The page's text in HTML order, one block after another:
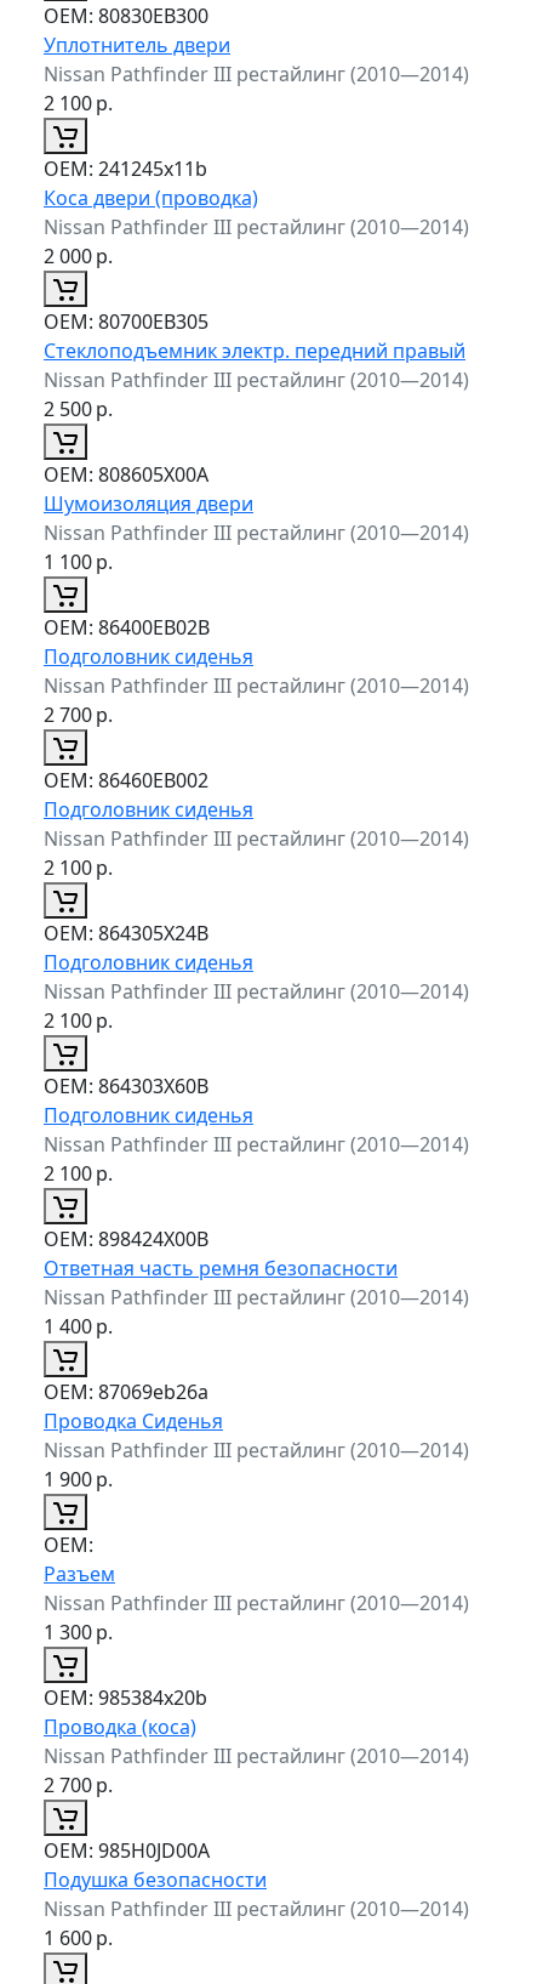
ОЕМ: 80830EB300
Уплотнитель двери
Nissan Pathfinder III рестайлинг (2010—2014)
2 100р.
ОЕМ: 241245x11b
Коса двери (проводка)
Nissan Pathfinder III рестайлинг (2010—2014)
2 000р.
ОЕМ: 80700EB305
Стеклоподъемник электр. передний правый
Nissan Pathfinder III рестайлинг (2010—2014)
2 500р.
ОЕМ: 808605X00A
Шумоизоляция двери
Nissan Pathfinder III рестайлинг (2010—2014)
1 100р.
ОЕМ: 86400EB02B
Подголовник сиденья
Nissan Pathfinder III рестайлинг (2010—2014)
2 700р.
ОЕМ: 86460EB002
Подголовник сиденья
Nissan Pathfinder III рестайлинг (2010—2014)
2 100р.
ОЕМ: 864305X24B
Подголовник сиденья
Nissan Pathfinder III рестайлинг (2010—2014)
2 100р.
ОЕМ: 864303X60B
Подголовник сиденья
Nissan Pathfinder III рестайлинг (2010—2014)
2 100р.
ОЕМ: 898424X00B
Ответная часть ремня безопасности
Nissan Pathfinder III рестайлинг (2010—2014)
1 400р.
ОЕМ: 87069eb26a
Проводка Сиденья
Nissan Pathfinder III рестайлинг (2010—2014)
1 900р.
ОЕМ:
Разъем
Nissan Pathfinder III рестайлинг (2010—2014)
1 300р.
ОЕМ: 985384x20b
Проводка (коса)
Nissan Pathfinder III рестайлинг (2010—2014)
2 700р.
ОЕМ: 985H0JD00A
Подушка безопасности
Nissan Pathfinder III рестайлинг (2010—2014)
1 600р.